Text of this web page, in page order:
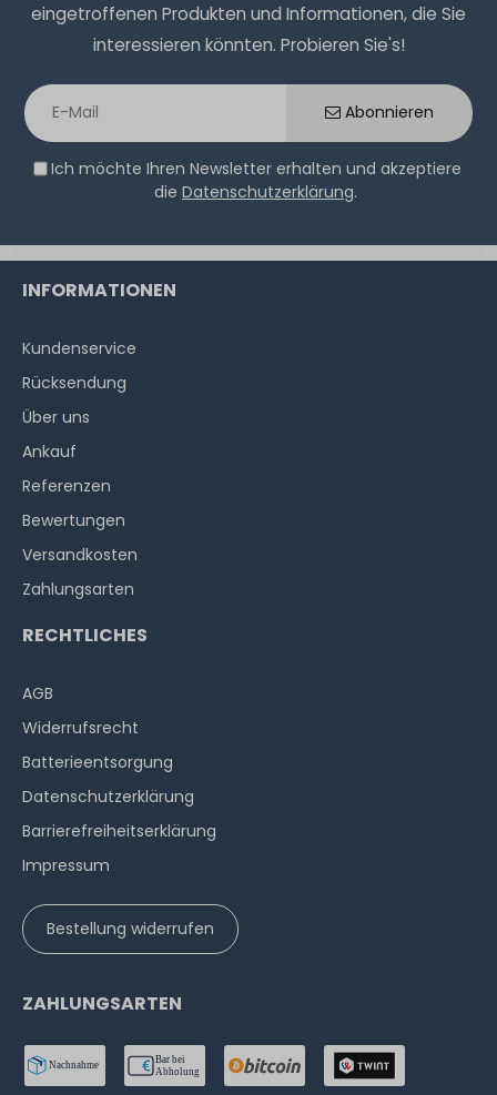
eingetroffenen Produkten und Informationen, die Sie
interessieren könnten. Probieren Sie's!
Abonnieren
Ich möchte Ihren Newsletter erhalten und akzeptiere
die Datenschutzerklärung.
INFORMATIONEN
Kundenservice
Rücksendung
Über uns
Ankauf
Referenzen
Bewertungen
Versandkosten
Zahlungsarten
RECHTLICHES
AGB
Widerrufs­recht
Batterieentsorgung
Datenschutzerklärung
Barrierefreiheitserklärung
Impressum
Bestellung widerrufen
ZAHLUNGSARTEN